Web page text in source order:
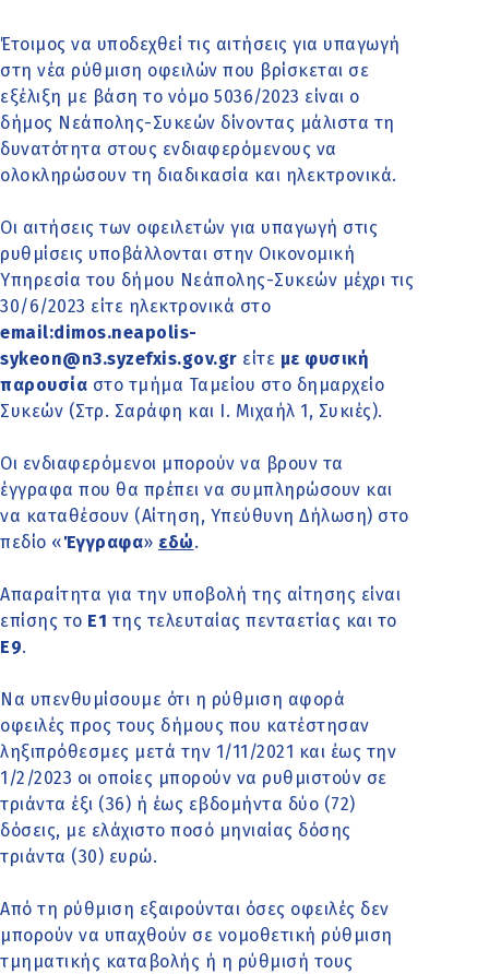
Έτοιμος να υποδεχθεί τις αιτήσεις για υπαγωγή
στη νέα ρύθμιση οφειλών που βρίσκεται σε
εξέλιξη με βάση το νόμο 5036/2023 είναι ο
δήμος Νεάπολης-Συκεών δίνοντας μάλιστα τη
δυνατότητα στους ενδιαφερόμενους να
ολοκληρώσουν τη διαδικασία και ηλεκτρονικά.
Οι αιτήσεις των οφειλετών για υπαγωγή στις
ρυθμίσεις υποβάλλονται στην Οικονομική
Υπηρεσία του δήμου Νεάπολης-Συκεών μέχρι τις
30/6/2023 είτε ηλεκτρονικά στο
email:dimos.neapolis-
sykeon@n3.syzefxis.gov.gr είτε με φυσική
παρουσία στο τμήμα Ταμείου στο δημαρχείο
Συκεών (Στρ. Σαράφη και Ι. Μιχαήλ 1, Συκιές).
Οι ενδιαφερόμενοι μπορούν να βρουν τα
έγγραφα που θα πρέπει να συμπληρώσουν και
να καταθέσουν (Αίτηση, Υπεύθυνη Δήλωση) στο
πεδίο «Έγγραφα» εδώ.
Απαραίτητα για την υποβολή της αίτησης είναι
επίσης το Ε1 της τελευταίας πενταετίας και το
Ε9.
Να υπενθυμίσουμε ότι η ρύθμιση αφορά
οφειλές προς τους δήμους που κατέστησαν
ληξιπρόθεσμες μετά την 1/11/2021 και έως την
1/2/2023 οι οποίες μπορούν να ρυθμιστούν σε
τριάντα έξι (36) ή έως εβδομήντα δύο (72)
δόσεις, με ελάχιστο ποσό μηνιαίας δόσης
τριάντα (30) ευρώ.
Από τη ρύθμιση εξαιρούνται όσες οφειλές δεν
μπορούν να υπαχθούν σε νομοθετική ρύθμιση
τμηματικής καταβολής ή η ρύθμισή τους